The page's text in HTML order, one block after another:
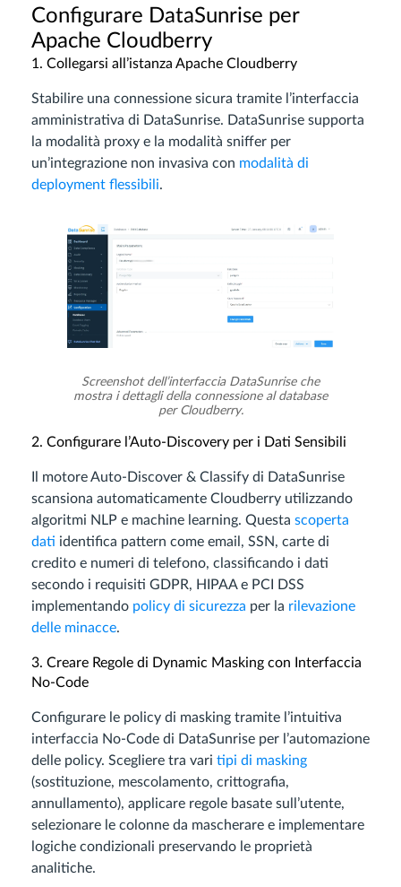
Configurare DataSunrise per
Apache Cloudberry
1. Collegarsi all’istanza Apache Cloudberry
Stabilire una connessione sicura tramite l’interfaccia
amministrativa di DataSunrise. DataSunrise supporta
la modalità proxy e la modalità sniffer per
un’integrazione non invasiva con modalità di
deployment flessibili.
Screenshot dell’interfaccia DataSunrise che
mostra i dettagli della connessione al database
per Cloudberry.
2. Configurare l’Auto-Discovery per i Dati Sensibili
Il motore Auto-Discover & Classify di DataSunrise
scansiona automaticamente Cloudberry utilizzando
algoritmi NLP e machine learning. Questa scoperta
dati identifica pattern come email, SSN, carte di
credito e numeri di telefono, classificando i dati
secondo i requisiti GDPR, HIPAA e PCI DSS
implementando policy di sicurezza per la rilevazione
delle minacce.
3. Creare Regole di Dynamic Masking con Interfaccia
No-Code
Configurare le policy di masking tramite l’intuitiva
interfaccia No-Code di DataSunrise per l’automazione
delle policy. Scegliere tra vari tipi di masking
(sostituzione, mescolamento, crittografia,
annullamento), applicare regole basate sull’utente,
selezionare le colonne da mascherare e implementare
logiche condizionali preservando le proprietà
analitiche.